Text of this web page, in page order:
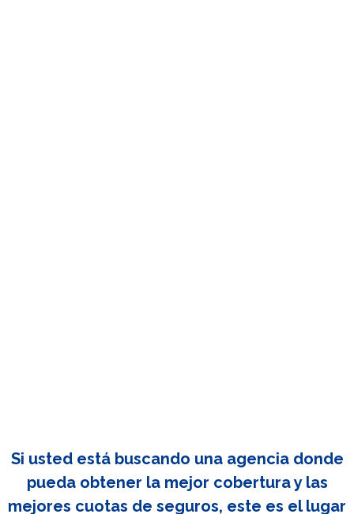
Si usted está buscando una agencia donde
pueda obtener la mejor cobertura y las
mejores cuotas de seguros, este es el lugar